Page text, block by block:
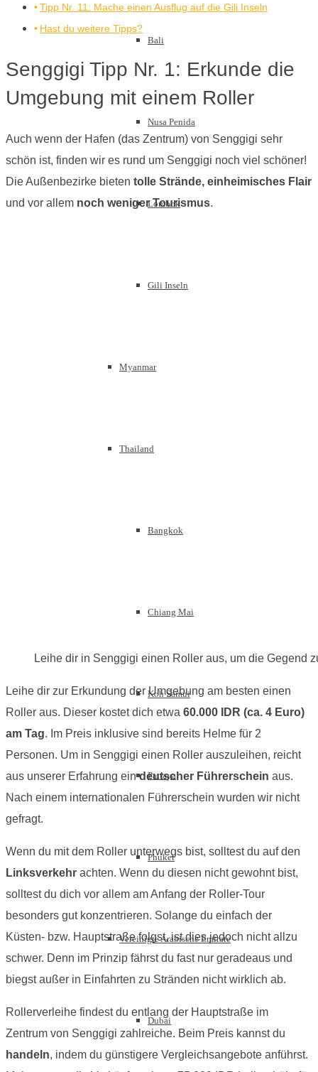
Bali
Nusa Penida
Lombok
Gili Inseln
Myanmar
Thailand
Bangkok
Chiang Mai
Koh Samui
Pattaya
Phuket
Vereinigte Arabische Emirate
Dubai
Tipp Nr. 11: Mache einen Ausflug auf die Gili Inseln
Hast du weitere Tipps?
Senggigi Tipp Nr. 1: Erkunde die
Umgebung mit einem Roller
Auch wenn der Hafen (das Zentrum) von Senggigi sehr
schön ist, finden wir es rund um Senggigi noch viel schöner!
Die Außenbezirke bieten tolle Strände, einheimisches Flair
und vor allem noch weniger Tourismus.
Leihe dir in Senggigi einen Roller aus, um die Gegend
Leihe dir zur Erkundung der Umgebung am besten einen
Roller aus. Dieser kostet dich etwa 60.000 IDR (ca. 4 Euro)
am Tag. Im Preis inklusive sind bereits Helme für 2
Personen. Um in Senggigi einen Roller auszuleihen, reicht
aus unserer Erfahrung eindeutscher Führerschein aus.
Nach einem internationalen Führerschein wurden wir nicht
gefragt.
Wenn du mit dem Roller unterwegs bist, solltest du auf den
Linksverkehr achten. Wenn du diesen nicht gewohnt bist,
solltest du dich vor allem am Anfang der Roller-Tour
besonders gut konzentrieren. Solange du einfach der
Küsten- bzw. Hauptstraße folgst, ist dies jedoch nicht allzu
schwer. Denn im Prinzip fährst du fast nur geradeaus und
biegst außer in Einfahrten zu Stränden nicht wirklich ab.
Rollerverleihe findest du entlang der Hauptstraße im
Zentrum von Senggigi zahlreiche. Beim Preis kannst du
handeln, indem du günstigere Vergleichsangebote anführst.